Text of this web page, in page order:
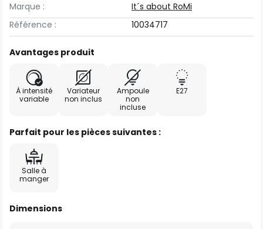
Marque :
It´s about RoMi
Référence :
10034717
Avantages produit
À intensité
variable
Variateur
non inclus
Ampoule
non
incluse
E27
Parfait pour les pièces suivantes :
Salle à
manger
Dimensions